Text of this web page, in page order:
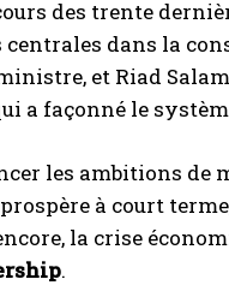
des trente
centrales dans la
et Riad
a façonné le
les ambitions
à court
la crise
.